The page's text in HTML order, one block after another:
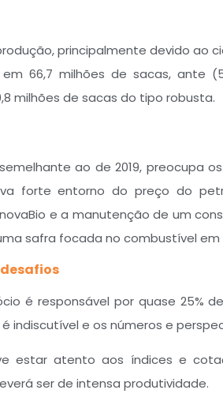
principalmente devido ao
66,7 milhões de sacas, ante
milhões de sacas do tipo robusta.
ao de 2019, preocupa
forte entorno do preço do
e a manutenção de um
safra focada no combustível em
é responsável por quase 25%
indiscutível e os números e
estar atento aos índices e
ser de intensa produtividade.